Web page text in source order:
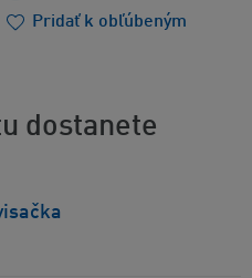
Pridať k obľúbeným
dostanete